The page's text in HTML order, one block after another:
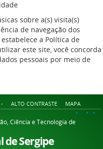
sobre a(s) visita(s)
de navegação dos
a Política de
este site, você concorda
pessoais por meio de
ALTO CONTRASTE MAPA
A+ A A-
Ciência e Tecnologia de
Sergipe